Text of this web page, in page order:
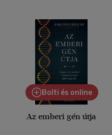
Bolti és online
Az emberi gén útja